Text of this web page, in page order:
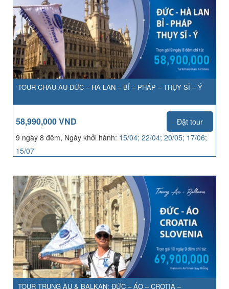
TOUR CHÂU ÂU ĐỨC – HÀ LAN – BỈ – PHÁP – THỤY SĨ – Ý
58,990,000 VND
Đặt tour
9 ngày 8 đêm, Ngày khởi hành: 15/04; 22/04; 20/05; 17/06;
15/07
TOUR TRUNG ÂU & BALKAN: ĐỨC – ÁO – CROTIA –